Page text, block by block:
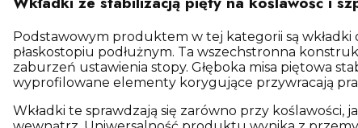
Podstawowym produktem w tej kategorii są
płaskostopiu podłużnym. Ta wszechstronna
zaburzeń ustawienia stopy. Głęboka misa piętowa
wyprofilowane elementy korygujące przywracają
Wkładki te sprawdzają się zarówno przy